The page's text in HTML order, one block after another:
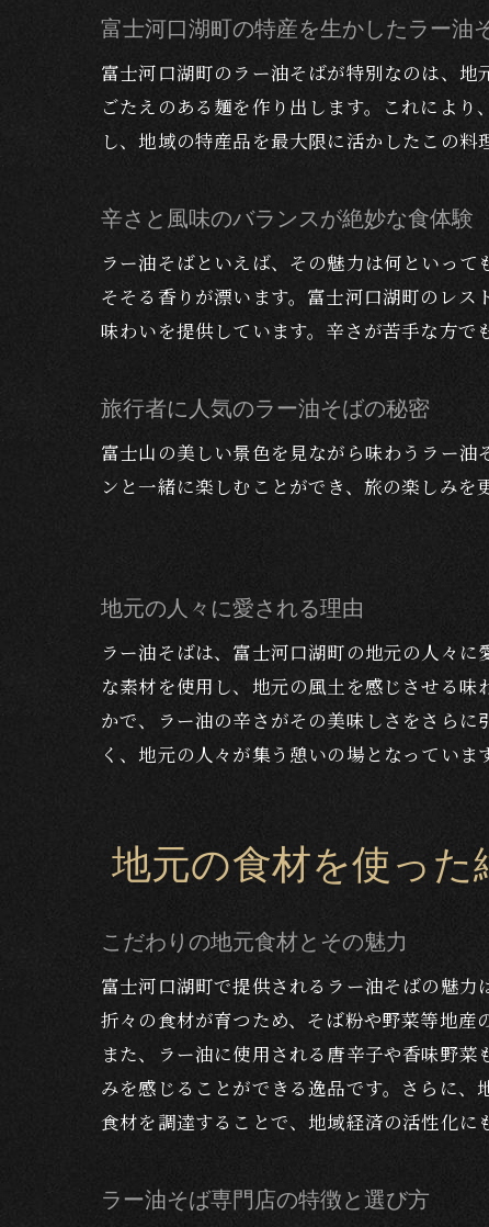
富士河口湖町の特産を生かしたラー油
富士河口湖町のラー油そばが特別なのは、
ごたえのある麺を作り出します。これによ
し、地域の特産品を最大限に活かしたこの
辛さと風味のバランスが絶妙な食体験
ラー油そばといえば、その魅力は何といっ
そそる香りが漂います。富士河口湖町のレ
味わいを提供しています。辛さが苦手な方で
旅行者に人気のラー油そばの秘密
富士山の美しい景色を見ながら味わうラー
ンと一緒に楽しむことができ、旅の楽しみを
地元の人々に愛される理由
ラー油そばは、富士河口湖町の地元の人々
な素材を使用し、地元の風土を感じさせる
かで、ラー油の辛さがその美味しさをさら
く、地元の人々が集う憩いの場となってい
地元の食材を使っ
こだわりの地元食材とその魅力
富士河口湖町で提供されるラー油そばの魅
折々の食材が育つため、そば粉や野菜等地産
また、ラー油に使用される唐辛子や香味野
みを感じることができる逸品です。さらに
食材を調達することで、地域経済の活性化に
ラー油そば専門店の特徴と選び方